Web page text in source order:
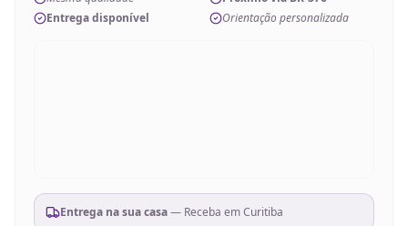
Entrega disponível
Orientação personalizada
Entrega na sua casa— Receba emCuritiba